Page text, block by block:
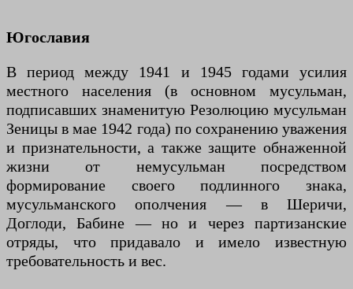
Югославия
В период между 1941 и 1945 годами усилия
местного населения (в основном мусульман,
подписавших знаменитую Резолюцию мусульман
Зеницы в мае 1942 года) по сохранению уважения
и признательности, а также защите обнаженной
жизни от немусульман посредством
формирование своего подлинного знака,
мусульманского ополчения — в Шеричи,
Доглоди, Бабине — но и через партизанские
отряды, что придавало и имело известную
требовательность и вес.